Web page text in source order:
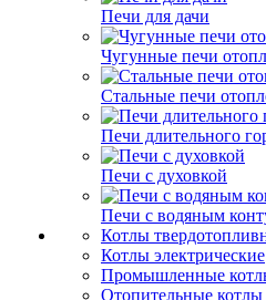
Печи для дачи
Чугунные печи
Стальные печи
Печи длительного
Печи с духовкой
Печи с водяным
Котлы
Котлы электрические
Промышленные
Отопительные котлы